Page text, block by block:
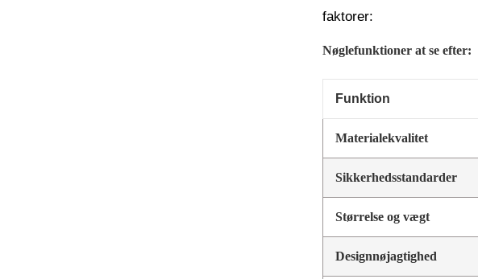
faktorer:
Nøglefunktioner at se efter:
Funktion
Materialekvalitet
Sikkerhedsstandarder
Størrelse og vægt
Designnøjagtighed